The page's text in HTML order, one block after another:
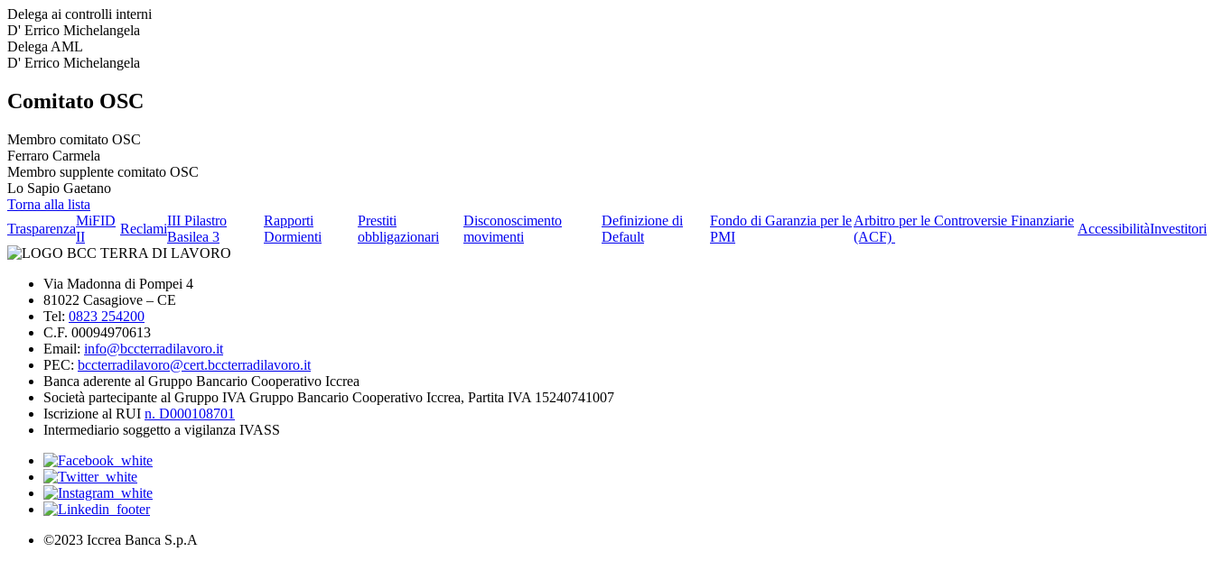
Delega ai controlli interni
D' Errico Michelangela
Delega AML
D' Errico Michelangela
Comitato OSC
Membro comitato OSC
Ferraro Carmela
Membro supplente comitato OSC
Lo Sapio Gaetano
Torna alla lista
Trasparenza
MiFID
II
Reclami
III Pilastro
Basilea 3
Rapporti
Dormienti
Prestiti
obbligazionari
Disconoscimento
movimenti
Definizione di
Default
Fondo di Garanzia per le
PMI
Arbitro per le Controversie Finanziarie
(ACF)
AccessibilitàInvestitori
Via Madonna di Pompei 4
81022 Casagiove – CE
Tel: 0823 254200
C.F. 00094970613
Email: info@bccterradilavoro.it
PEC: bccterradilavoro@cert.bccterradilavoro.it
Banca aderente al Gruppo Bancario Cooperativo Iccrea
Società partecipante al Gruppo IVA Gruppo Bancario Cooperativo Iccrea, Partita IVA 15240741007
Iscrizione al RUI n. D000108701
Intermediario soggetto a vigilanza IVASS
©2023 Iccrea Banca S.p.A